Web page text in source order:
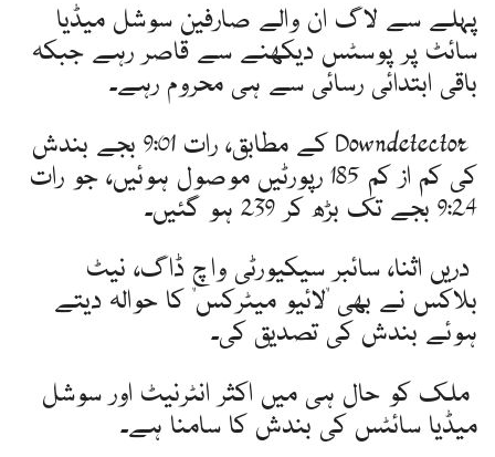
پہلے سے لاگ ان والے صارفین سوشل میڈیا
سائٹ پر پوسٹس دیکھنے سے قاصر رہے جبکہ
باقی ابتدائی رسائی سے ہی محروم رہے۔
Downdetector کے مطابق، رات 9:01 بجے بندش
کی کم از کم 185 رپورٹیں موصول ہوئیں، جو رات
9:24 بجے تک بڑھ کر 239 ہو گئیں۔
دریں اثنا، سائبر سیکیورٹی واچ ڈاگ، نیٹ
بلاکس نے بھی "لائیو میٹرکس" کا حوالہ دیتے
ہوئے بندش کی تصدیق کی۔
ملک کو حال ہی میں اکثر انٹرنیٹ اور سوشل
میڈیا سائٹس کی بندش کا سامنا ہے۔